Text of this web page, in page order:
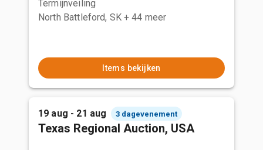
Termijnveiling
North Battleford, SK + 44 meer
Items bekijken
19 aug - 21 aug 3 dagevenement
Texas Regional Auction, USA